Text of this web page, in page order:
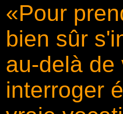
«Pour
bien sûr
au-delà de
interroger